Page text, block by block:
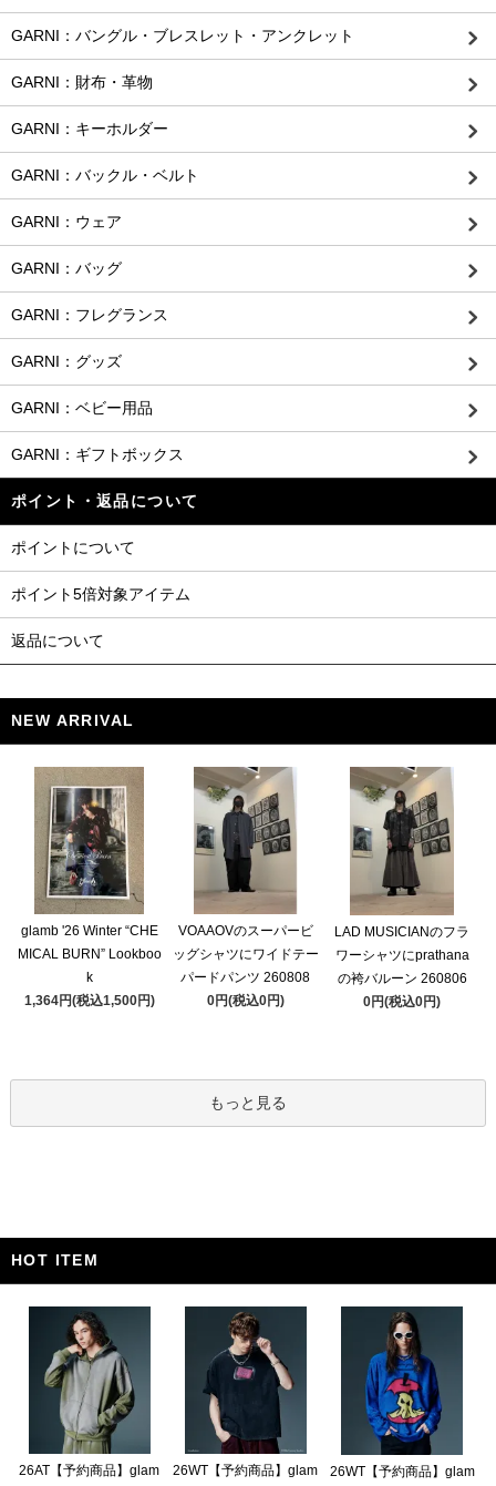
GARNI：バングル・ブレスレット・アンクレット
GARNI：財布・革物
GARNI：キーホルダー
GARNI：バックル・ベルト
GARNI：ウェア
GARNI：バッグ
GARNI：フレグランス
GARNI：グッズ
GARNI：ベビー用品
GARNI：ギフトボックス
ポイント・返品について
ポイントについて
ポイント5倍対象アイテム
返品について
NEW ARRIVAL
glamb '26 Winter “CHE
MICAL BURN” Lookboo
k
1,364円(税込1,500円)
VOAAOVのスーパービ
ッグシャツにワイドテー
パードパンツ 260808
0円(税込0円)
LAD MUSICIANのフラ
ワーシャツにprathana
の袴バルーン 260806
0円(税込0円)
もっと見る
HOT ITEM
26AT【予約商品】glam
26WT【予約商品】glam
26WT【予約商品】glam